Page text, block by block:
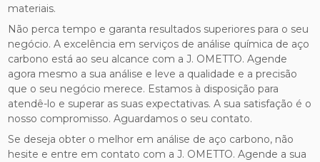
materiais.
Não perca tempo e garanta resultados superiores para o seu
negócio. A excelência em serviços de análise química de aço
carbono está ao seu alcance com a J. OMETTO. Agende
agora mesmo a sua análise e leve a qualidade e a precisão
que o seu negócio merece. Estamos à disposição para
atendê-lo e superar as suas expectativas. A sua satisfação é o
nosso compromisso. Aguardamos o seu contato.
Se deseja obter o melhor em análise de aço carbono, não
hesite e entre em contato com a J. OMETTO. Agende a sua